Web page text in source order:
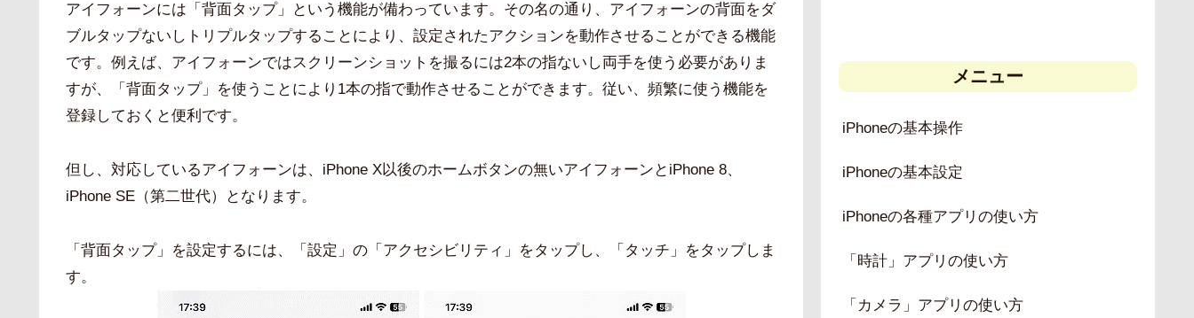
アイフォーンには「背面タップ」という機能が備わっています。その名の通り、アイフォーンの背面をダ
ブルタップないしトリプルタップすることにより、設定されたアクションを動作させることができる機能
です。例えば、アイフォーンではスクリーンショットを撮るには2本の指ないし両手を使う必要がありま
すが、「背面タップ」を使うことにより1本の指で動作させることができます。従い、頻繁に使う機能を
登録しておくと便利です。
但し、対応しているアイフォーンは、iPhone X以後のホームボタンの無いアイフォーンとiPhone 8、
iPhone SE（第二世代）となります。
「背面タップ」を設定するには、「設定」の「アクセシビリティ」をタップし、「タッチ」をタップしま
す。
メニュー
iPhoneの基本操作
iPhoneの基本設定
iPhoneの各種アプリの使い方
「時計」アプリの使い方
「カメラ」アプリの使い方